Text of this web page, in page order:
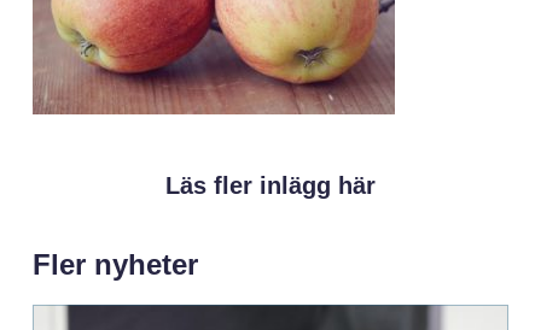
Läs fler inlägg här
Fler nyheter